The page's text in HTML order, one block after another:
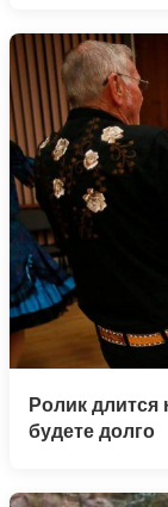
Ролик длится
будете долго